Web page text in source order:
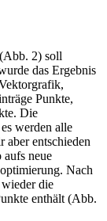
2) soll
das Ergebnis
Punkte,
Die
werden alle
entschieden
neue
Nach
die
enthält (Abb.